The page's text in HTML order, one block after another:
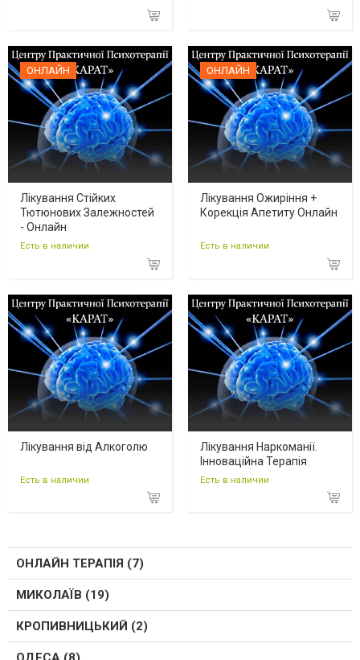
ОНЛАЙН
Лікування Стійких
Тютюнових Залежностей
- Онлайн
Есть в наличии
ОНЛАЙН
Лікування Ожиріння +
Корекція Апетиту Онлайн
Есть в наличии
Лікування від Алкоголю
Есть в наличии
Лікування Наркоманії.
Інноваційна Терапія
Есть в наличии
ОНЛАЙН ТЕРАПІЯ (7)
МИКОЛАЇВ (19)
КРОПИВНИЦЬКИЙ (2)
ОДЕСА (8)